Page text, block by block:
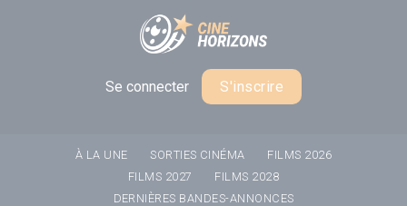
Se connecter S'inscrire
À LA UNE SORTIES CINÉMA
FILMS 2026
FILMS 2027
FILMS 2028
DERNIÈRES BANDES-ANNONCES
Panneau de gestion des cookies